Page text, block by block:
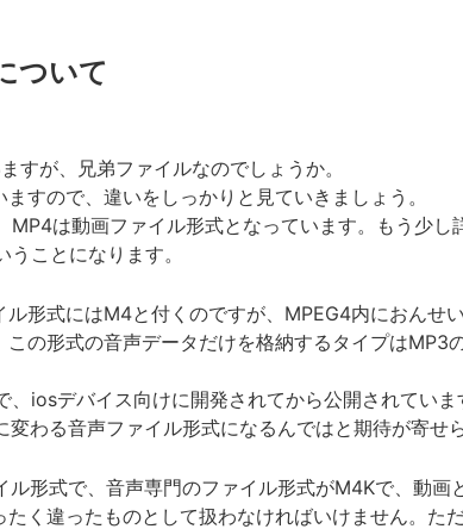
ついて
すが、兄弟ファイルなのでしょうか。
すので、違いをしっかりと見ていきましょう。
は動画ファイル形式となっています。もう少
ことになります。
形式にはM4と付くのですが、MPEG4内におんせ
の形式の音声データだけを格納するタイプはMP3
iosデバイス向けに開発されてから公開されてい
わる音声ファイル形式になるんではと期待が寄せ
形式で、音声専門のファイル形式がM4Kで、動
く違ったものとして扱わなければいけません。た